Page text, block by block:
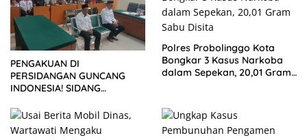
PENGAKUAN DI
PERSIDANGAN GUNCANG
INDONESIA! SIDANG
KELUARGA KORBAN
MENGAMUK DI PN MALANG
Polres Probolinggo Kota
Bongkar 3 Kasus Narkoba
dalam Sepekan, 20,01 Gram